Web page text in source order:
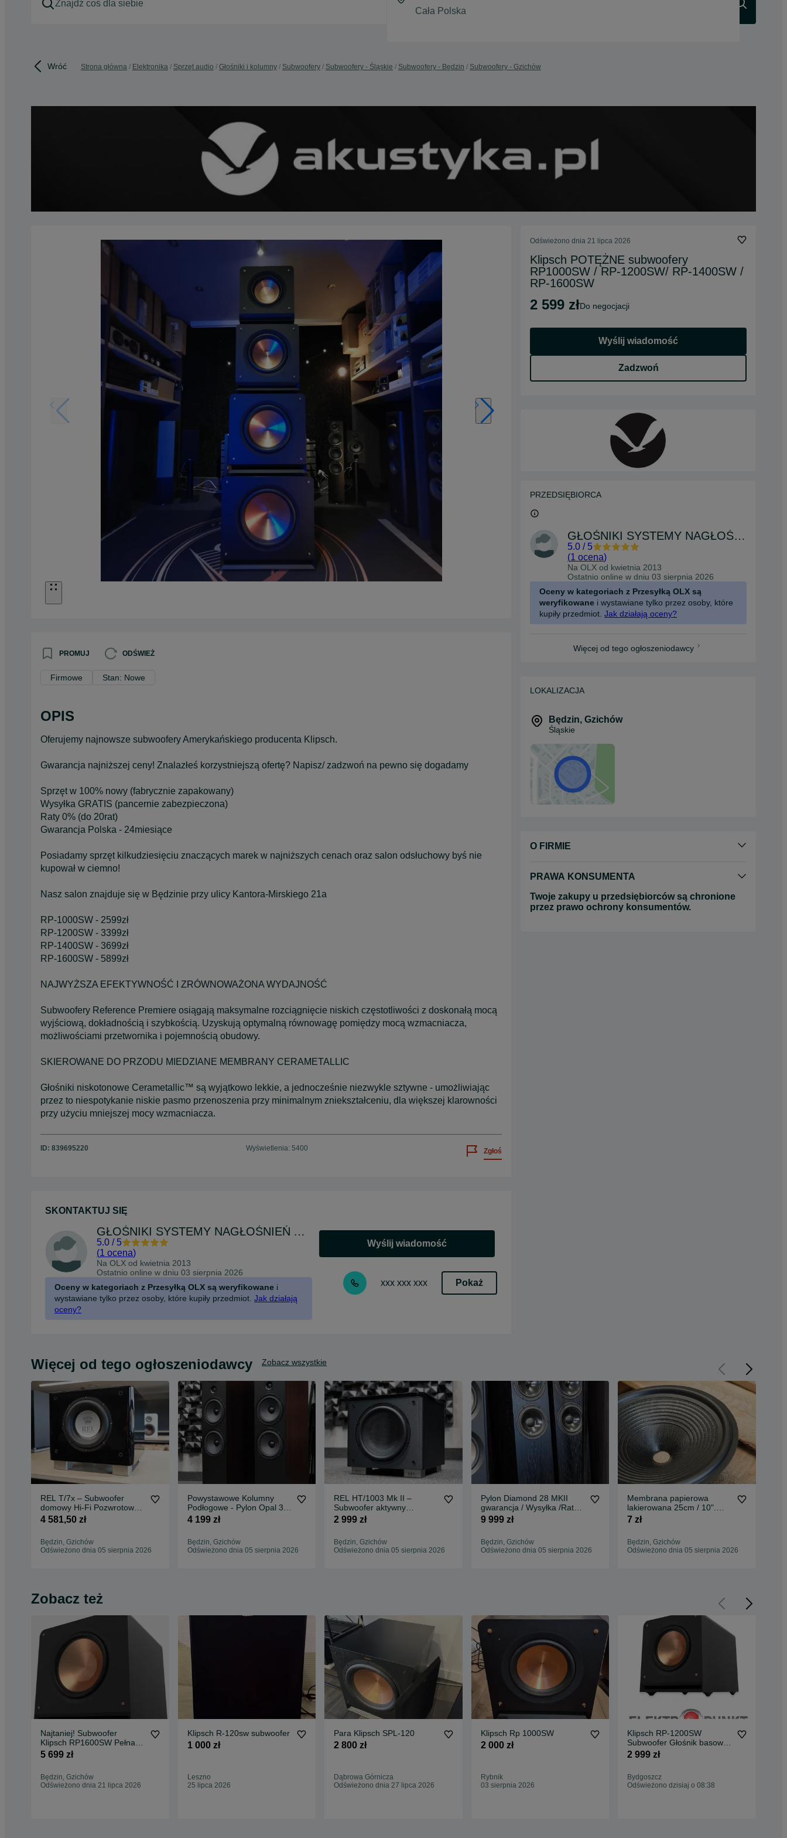
Wróć Strona główna Elektronika Sprzęt audio Głośniki i kolumny Subwoofery Subwoofery - Śląskie Subwoofery - Będzin Subwoofery - Gzichów
PROMUJ ODŚWIEŻ
Firmowe Stan: Nowe
OPIS
Oferujemy najnowsze subwoofery Amerykańskiego producenta Klipsch.
Gwarancja najniższej ceny! Znalazłeś korzystniejszą ofertę? Napisz/ zadzwoń na pewno się dogadamy
Sprzęt w 100% nowy (fabrycznie zapakowany)
Wysyłka GRATIS (pancernie zabezpieczona)
Raty 0% (do 20rat)
Gwarancja Polska - 24miesiące
Posiadamy sprzęt kilkudziesięciu znaczących marek w najniższych cenach oraz salon odsłuchowy byś nie
kupował w ciemno!
Nasz salon znajduje się w Będzinie przy ulicy Kantora-Mirskiego 21a
RP-1000SW - 2599zł
RP-1200SW - 3399zł
RP-1400SW - 3699zł
RP-1600SW - 5899zł
NAJWYŻSZA EFEKTYWNOŚĆ I ZRÓWNOWAŻONA WYDAJNOŚĆ
Subwoofery Reference Premiere osiągają maksymalne rozciągnięcie niskich częstotliwości z doskonałą mocą
wyjściową, dokładnością i szybkością. Uzyskują optymalną równowagę pomiędzy mocą wzmacniacza,
możliwościami przetwornika i pojemnością obudowy.
SKIEROWANE DO PRZODU MIEDZIANE MEMBRANY CERAMETALLIC
Głośniki niskotonowe Cerametallic™ są wyjątkowo lekkie, a jednocześnie niezwykle sztywne - umożliwiając
przez to niespotykanie niskie pasmo przenoszenia przy minimalnym zniekształceniu, dla większej klarowności
przy użyciu mniejszej mocy wzmacniacza.
ID: 839695220 Wyświetlenia: 5400 Zgłoś
SKONTAKTUJ SIĘ
GŁOŚNIKI SYSTEMY NAGŁOŚNIEŃ AKUSTYKA
5.0 / 5
(1 ocena)
Na OLX od kwietnia 2013
Ostatnio online w dniu 03 sierpnia 2026
Oceny w kategoriach z Przesyłką OLX są weryfikowane i
wystawiane tylko przez osoby, które kupiły przedmiot. Jak działają
oceny?
Wyślij wiadomość
xxx xxx xxx Pokaż
Odświeżono dnia 21 lipca 2026
Klipsch POTĘŻNE subwoofery
RP1000SW / RP-1200SW/ RP-1400SW /
RP-1600SW
2 599 zł do negocjacji
Wyślij wiadomość
Zadzwoń
PRZEDSIĘBIORCA
GŁOŚNIKI SYSTEMY NAGŁOŚNIEŃ AKUSTYKA
5.0 / 5
(1 ocena)
Na OLX od kwietnia 2013
Ostatnio online w dniu 03 sierpnia 2026
Oceny w kategoriach z Przesyłką OLX są
weryfikowane i wystawiane tylko przez osoby, które
kupiły przedmiot. Jak działają oceny?
Więcej od tego ogłoszeniodawcy
LOKALIZACJA
Będzin, Gzichów
Śląskie
O FIRMIE
PRAWA KONSUMENTA
Twoje zakupy u przedsiębiorców są chronione
przez prawo ochrony konsumentów.
Więcej od tego ogłoszeniodawcy Zobacz wszystkie
REL T/7x – Subwoofer
domowy Hi-Fi Pozwrotowy /
Wysyłka / Raty 0%
4 581,50 zł
Będzin, Gzichów
Odświeżono dnia 05 sierpnia 2026
Powystawowe Kolumny
Podłogowe - Pylon Opal 30
Wenge
4 199 zł
Będzin, Gzichów
Odświeżono dnia 05 sierpnia 2026
REL HT/1003 Mk II –
Subwoofer aktywny
Pozwrotowy / Wysyłka /
2 999 zł
Będzin, Gzichów
Odświeżono dnia 05 sierpnia 2026
Pylon Diamond 28 MKII
gwarancja / Wysyłka /Raty
0%/ Outlet
9 999 zł
Będzin, Gzichów
Odświeżono dnia 05 sierpnia 2026
Membrana papierowa
lakierowana 25cm / 10".
Zawieszenie gumowe.
7 zł
Będzin, Gzichów
Odświeżono dnia 05 sierpnia 2026
Zobacz też
Najtaniej! Subwoofer
Klipsch RP1600SW Pełna
gwarancja / Wysyłka
5 699 zł
Będzin, Gzichów
Odświeżono dnia 21 lipca 2026
Klipsch R-120sw subwoofer
1 000 zł
Leszno
25 lipca 2026
Para Klipsch SPL-120
2 800 zł
Dąbrowa Górnicza
Odświeżono dnia 27 lipca 2026
Klipsch Rp 1000SW
2 000 zł
Rybnik
03 sierpnia 2026
Klipsch RP-1200SW
Subwoofer Głośnik basowy
Elektropunkt
2 999 zł
Bydgoszcz
Odświeżono dzisiaj o 08:38